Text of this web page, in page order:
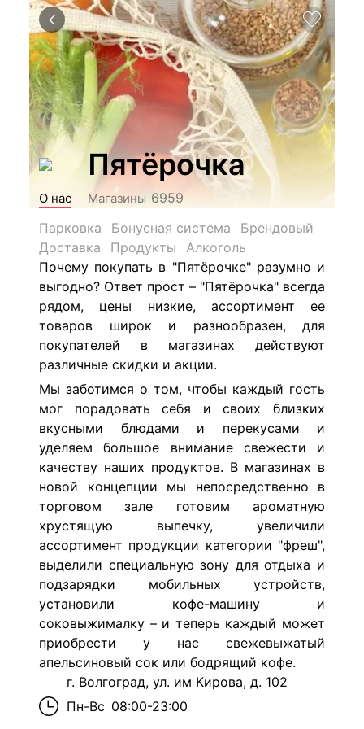
Пятёрочка
О нас Магазины 6959
Парковка
Бонусная система
Брендовый
Доставка
Продукты
Алкоголь
Почему покупать в "Пятёрочке" разумно и
выгодно? Ответ прост – "Пятёрочка" всегда
рядом, цены низкие, ассортимент ее
товаров широк и разнообразен, для
покупателей в магазинах действуют
различные скидки и акции.
Мы заботимся о том, чтобы каждый гость
мог порадовать себя и своих близких
вкусными блюдами и перекусами и
уделяем большое внимание свежести и
качеству наших продуктов. В магазинах в
новой концепции мы непосредственно в
торговом зале готовим ароматную
хрустящую выпечку, увеличили
ассортимент продукции категории "фреш",
выделили специальную зону для отдыха и
подзарядки мобильных устройств,
установили кофе-машину и
соковыжималку – и теперь каждый может
приобрести у нас свежевыжатый
апельсиновый сок или бодрящий кофе.
г. Волгоград, ул. им Кирова, д. 102
Пн-Вс 08:00-23:00